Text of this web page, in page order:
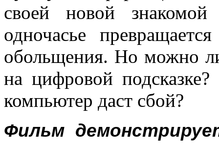
своей новой
одночасье
обольщения. Но можно
на цифровой
компьютер даст сбой?
Фильм